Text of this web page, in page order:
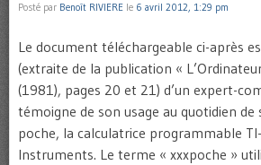
Posté par Benoît RIVIERE le 6 avril 2012, 1:29 pm
Le document téléchargeable ci-après
(extraite de la publication «
(1981), pages 20 et 21) d’un expert-
témoigne de son usage au quotidien
poche, la calculatrice programmable
Instruments. Le terme « xxxpoche »